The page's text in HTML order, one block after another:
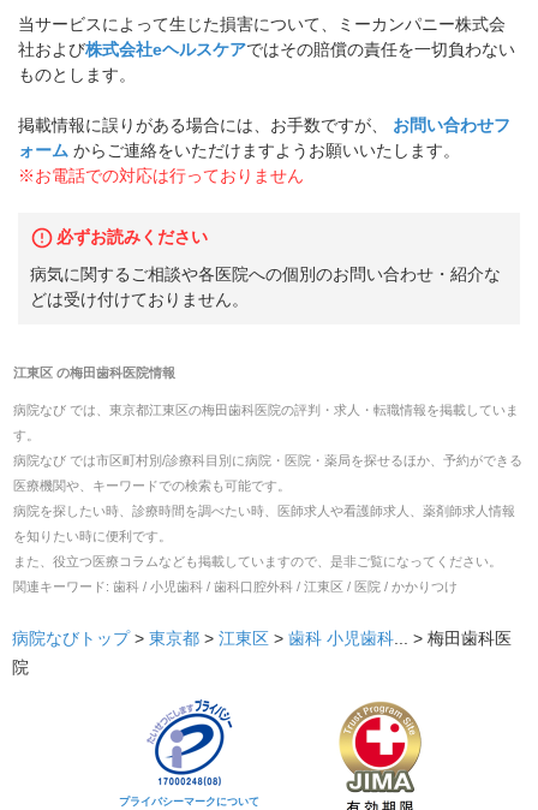
当サービスによって生じた損害について、ミーカンパニー株式会
社および株式会社eヘルスケアではその賠償の責任を一切負わない
ものとします。
掲載情報に誤りがある場合には、お手数ですが、
お問い合わせフ
ォーム からご連絡をいただけますようお願いいたします。
※お電話での対応は行っておりません
必ずお読みください
病気に関するご相談や各医院への個別のお問い合わせ・紹介な
どは受け付けておりません。
江東区の梅田歯科医院情報
病院なび では、 東京都江東区の梅田歯科医院の評判・求人・転職情報を掲載していま
す。
病院なび では市区町村別/診療科目別に病院・医院・薬局を探せるほか、予約ができる
医療機関や、キーワードでの検索も可能です。
病院を探したい時、診療時間を調べたい時、医師求人や看護師求人、薬剤師求人情報
を知りたい時に便利です。
また、役立つ医療コラムなども掲載していますので、是非ご覧になってください。
関連キーワード: 歯科 / 小児歯科 / 歯科口腔外科 / 江東区 / 医院 / かかりつけ
病院なびトップ > 東京都 > 江東区 > 歯科 小児歯科... > 梅田歯科医
院
プライバシーマークについて